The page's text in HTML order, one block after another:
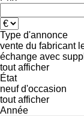
Type d'annonce
vente du fabricant
échange avec
tout afficher
État
neuf d'occasion
tout afficher
Année